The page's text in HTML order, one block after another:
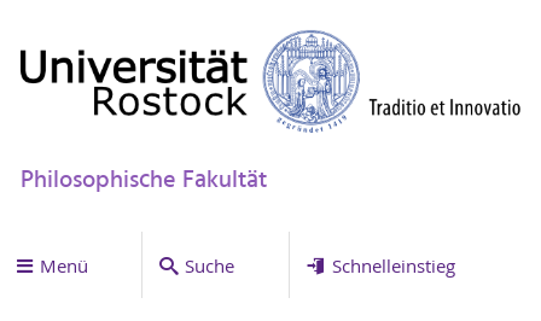
Philosophische Fakultät
Menü Suche Schnelleinstieg